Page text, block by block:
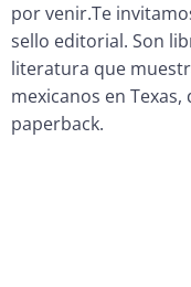
por venir.Te
sello editorial. Son
literatura que
mexicanos en
paperback.